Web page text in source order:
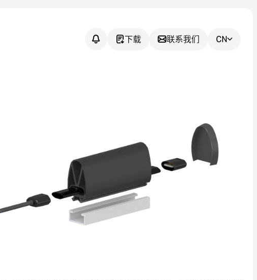
下载 联系我们 CN